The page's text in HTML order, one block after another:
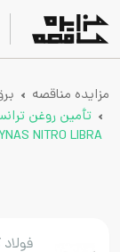
مزایده مناقصه
NITRO LIBRA